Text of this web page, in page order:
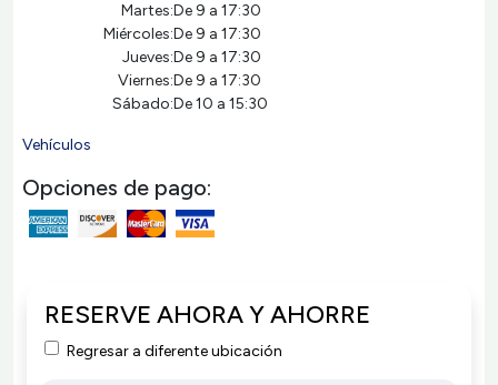
Martes:De 9 a 17:30
Miércoles:De 9 a 17:30
Jueves:De 9 a 17:30
Viernes:De 9 a 17:30
Sábado:De 10 a 15:30
Vehículos
Opciones de pago:
RESERVE AHORA Y AHORRE
Regresar a diferente ubicación